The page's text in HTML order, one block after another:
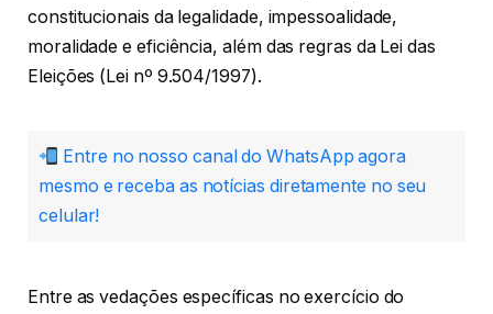
constitucionais da legalidade, impessoalidade,
moralidade e eficiência, além das regras da Lei das
Eleições (Lei nº 9.504/1997).
Entre no nosso canal do WhatsApp agora
mesmo e receba as notícias diretamente no seu
celular!
Entre as vedações específicas no exercício do